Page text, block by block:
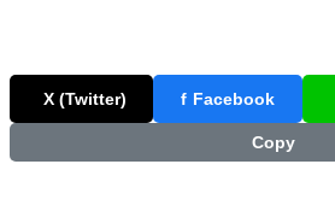
X (Twitter) f Facebook
Copy